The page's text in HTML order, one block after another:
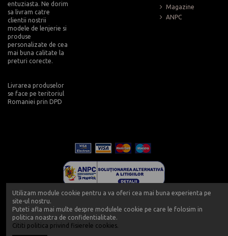
entuziasta. Ne dorim
sa livram catre
clientii nostrii
modele de lenjerie si
produse
personalizate de cea
mai buna calitate la
preturi corecte.
Livrarea produselor
se face pe teritoriul
Romaniei prin DPD
Magazine
ANPC
Copyright 2019 - Push-up - Powered by Push-up.ro
Utilizam module cookie pentru a va oferi cea mai buna experienta pe
site-ul nostru.
Puteti afla mai multe despre modulele cookie pe care le folosim in
politica noastra de confidentialitate.
Cititi politica privind fisierele cookies.